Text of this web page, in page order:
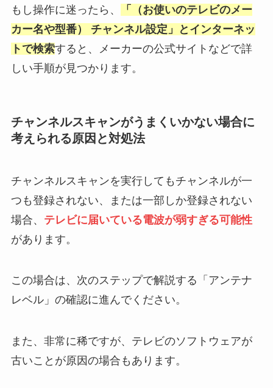
もし操作に迷ったら、
「（お使いのテレビのメー
カー名や型番） チャンネル設定」とインターネッ
トで検索すると、メーカーの公式サイトなどで詳
しい手順が見つかります。
チャンネルスキャンがうまくいかない場合に
考えられる原因と対処法
チャンネルスキャンを実行してもチャンネルが一
つも登録されない、または一部しか登録されない
場合、 テレビに届いている電波が弱すぎる可能性
があります。
この場合は、次のステップで解説する「アンテナ
レベル」の確認に進んでください。
また、非常に稀ですが、テレビのソフトウェアが
古いことが原因の場合もあります。